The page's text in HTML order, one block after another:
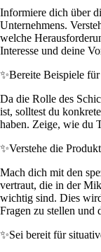
Informiere dich über
Unternehmens.
welche
Interesse und deine
✨Bereite Beispiele
Da die Rolle des
ist, solltest du
haben. Zeige, wie du
✨Verstehe die
Mach dich mit den
vertraut, die in der
wichtig sind. Dies
Fragen zu stellen und
✨Sei bereit für